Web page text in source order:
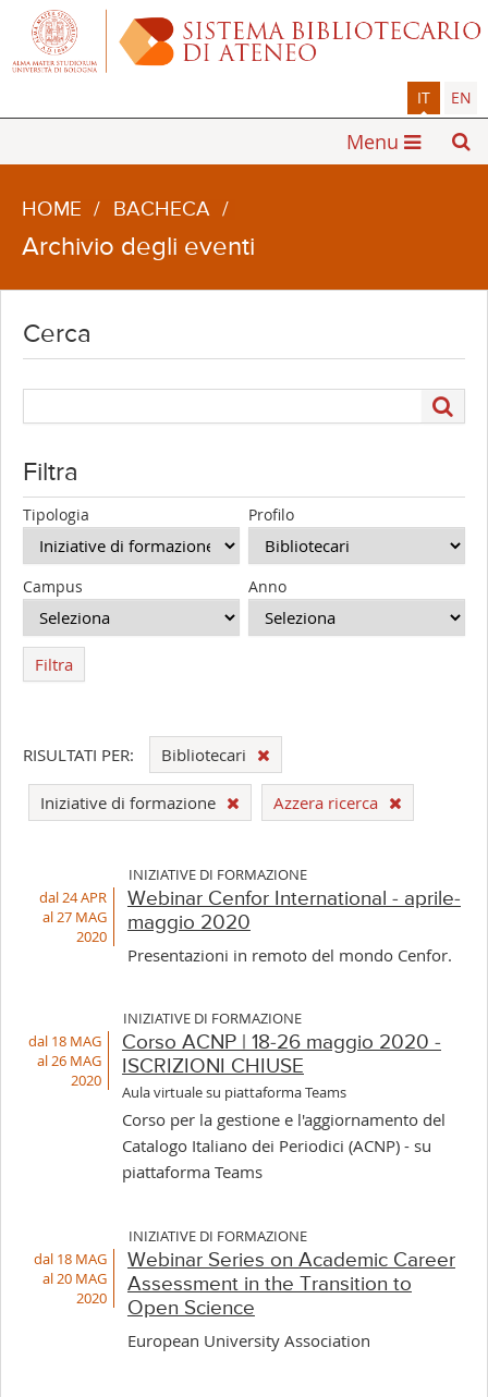
IT EN
Menu
HOME / BACHECA /
Archivio degli eventi
Cerca
Filtra
Tipologia Profilo
Campus Anno
Filtra
RISULTATI PER: Bibliotecari
Iniziative di formazione Azzera ricerca
INIZIATIVE DI FORMAZIONE
dal 24 APR
al 27 MAG
2020
Webinar Cenfor International - aprile-
maggio 2020
Presentazioni in remoto del mondo Cenfor.
INIZIATIVE DI FORMAZIONE
dal 18 MAG
al 26 MAG
2020
Corso ACNP | 18-26 maggio 2020 -
ISCRIZIONI CHIUSE
Aula virtuale su piattaforma Teams
Corso per la gestione e l'aggiornamento del
Catalogo Italiano dei Periodici (ACNP) - su
piattaforma Teams
INIZIATIVE DI FORMAZIONE
dal 18 MAG
al 20 MAG
2020
Webinar Series on Academic Career
Assessment in the Transition to
Open Science
European University Association